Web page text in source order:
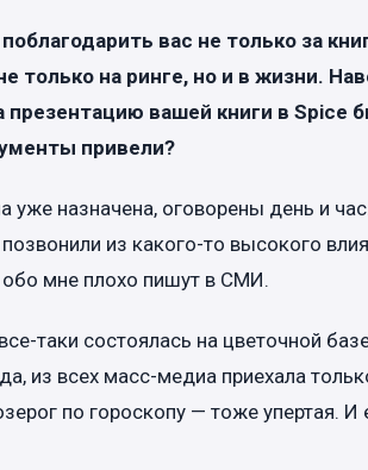
вас не только за
на ринге, но и в жизни.
презентацию вашей книги в Spice
привели?
назначена, оговорены день и
из какого-то высокого
обо мне плохо пишут в СМИ.
таки состоялась на цветочной
из всех масс-медиа приехала
по гороскопу — тоже упертая.